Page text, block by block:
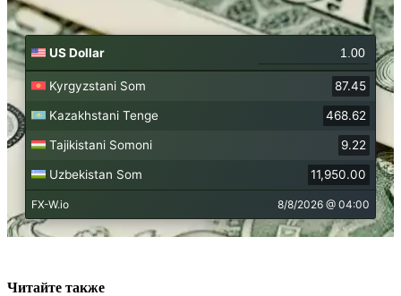
Читайте также